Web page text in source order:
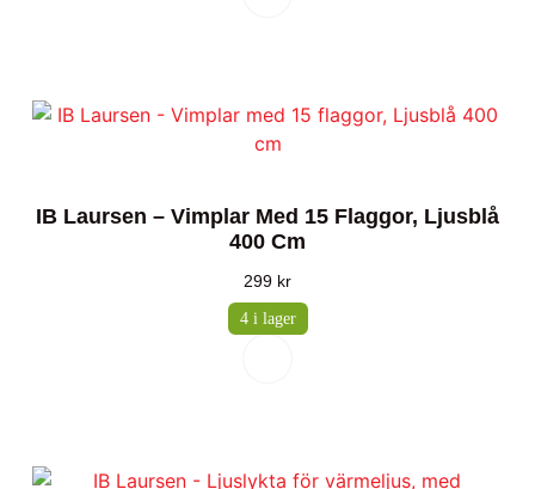
IB Laursen – Vimplar Med 15 Flaggor, Ljusblå
400 Cm
299 kr
4 i lager